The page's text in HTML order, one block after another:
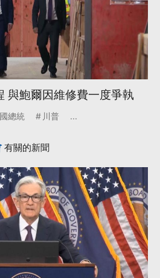
與鮑爾因維修費一度爭執
總統 川普 ...
有關的新聞